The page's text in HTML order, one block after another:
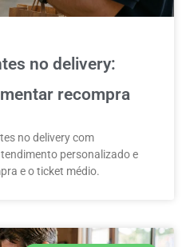
no delivery:
recompra
no delivery com
personalizado e
e o ticket médio.